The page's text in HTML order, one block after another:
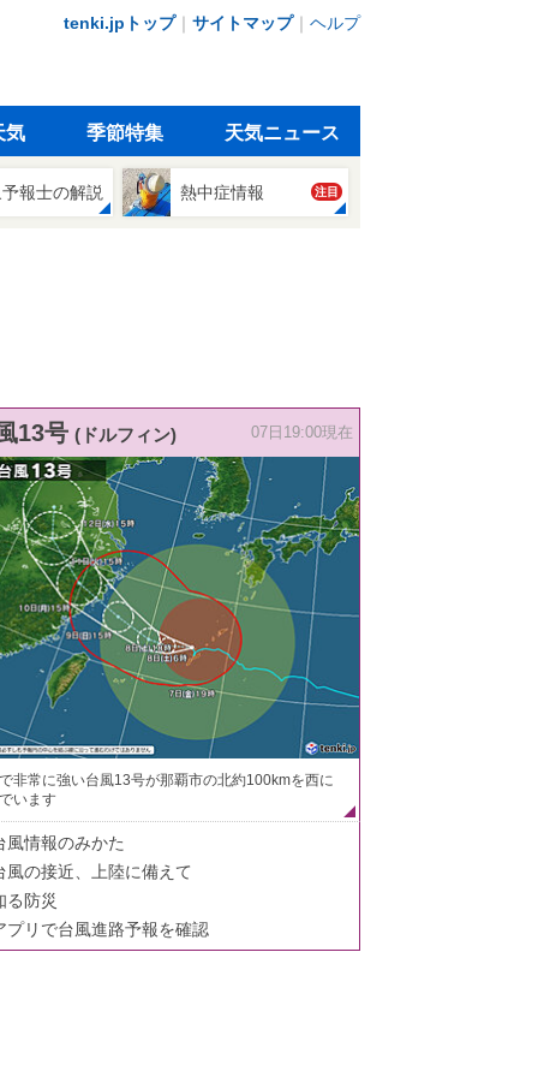
tenki.jpトップ｜ サイトマップ｜ ヘルプ
気 季節特集 天気ニュース
報士の解説 熱中症情報 注目
13号 (ドルフィン) 07日19:00現在
非常に強い台風13号が那覇市の北約100kmを西に
います
風情報のみかた
風の接近、上陸に備えて
る防災
プリで台風進路予報を確認